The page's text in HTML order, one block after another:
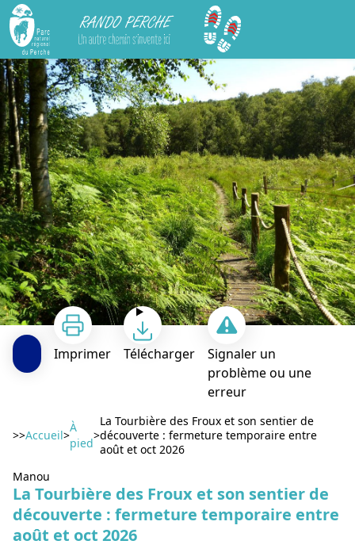
Rando Perche
La Tourbière des Froux et son sentier de découverte : fermeture temporaire entre août et oct 2026
Imprimer Télécharger
Signaler un
problème ou une
erreur
>>Accueil>
À
pied
>
La Tourbière des Froux et son sentier de
découverte : fermeture temporaire entre
août et oct 2026
Manou
La Tourbière des Froux et son sentier de
découverte : fermeture temporaire entre
août et oct 2026